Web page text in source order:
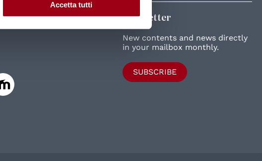
Accetta tutti
Newsletter
New contents and news directly
in your mailbox monthly.
SUBSCRIBE